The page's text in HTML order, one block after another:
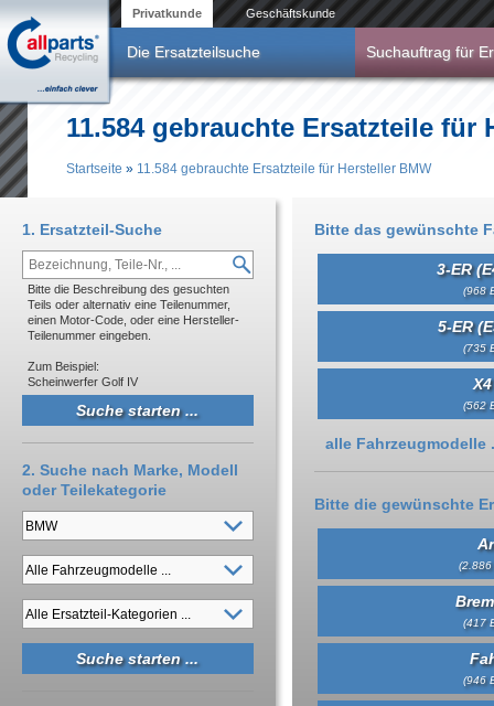
Privatkunde Geschäftskunde
Die Ersatzteilsuche Suchauftrag für
11.584 gebrauchte Ersatzteile für
Startseite » 11.584 gebrauchte Ersatzteile für Hersteller BMW
Bitte das gewünschte
3-ER
(968
5-ER
(735
(562
Anzeigen
alle Fahrzeugmodelle
Bitte die gewünschte
(2.886
(417
(946
1. Ersatzteil-Suche
Bitte die Beschreibung des gesuchten
Teils oder alternativ eine Teilenummer,
einen Motor-Code, oder eine Hersteller-
Teilenummer eingeben.
Zum Beispiel:
Scheinwerfer Golf IV
2. Suche nach Marke, Modell
oder Teilekategorie